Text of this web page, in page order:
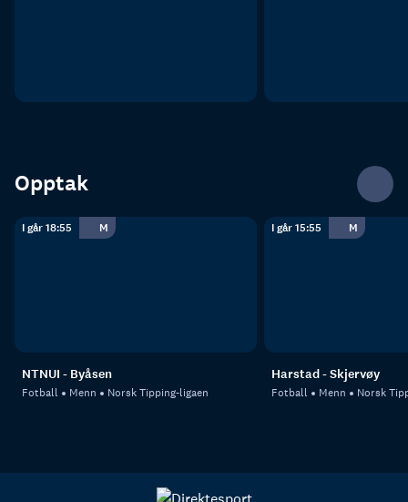
Opptak
I går 18:55 M
NTNUI - Byåsen
Fotball Menn Norsk Tipping-ligaen
I går 15:55 M
Harstad - Skjervøy
Fotball Menn Norsk